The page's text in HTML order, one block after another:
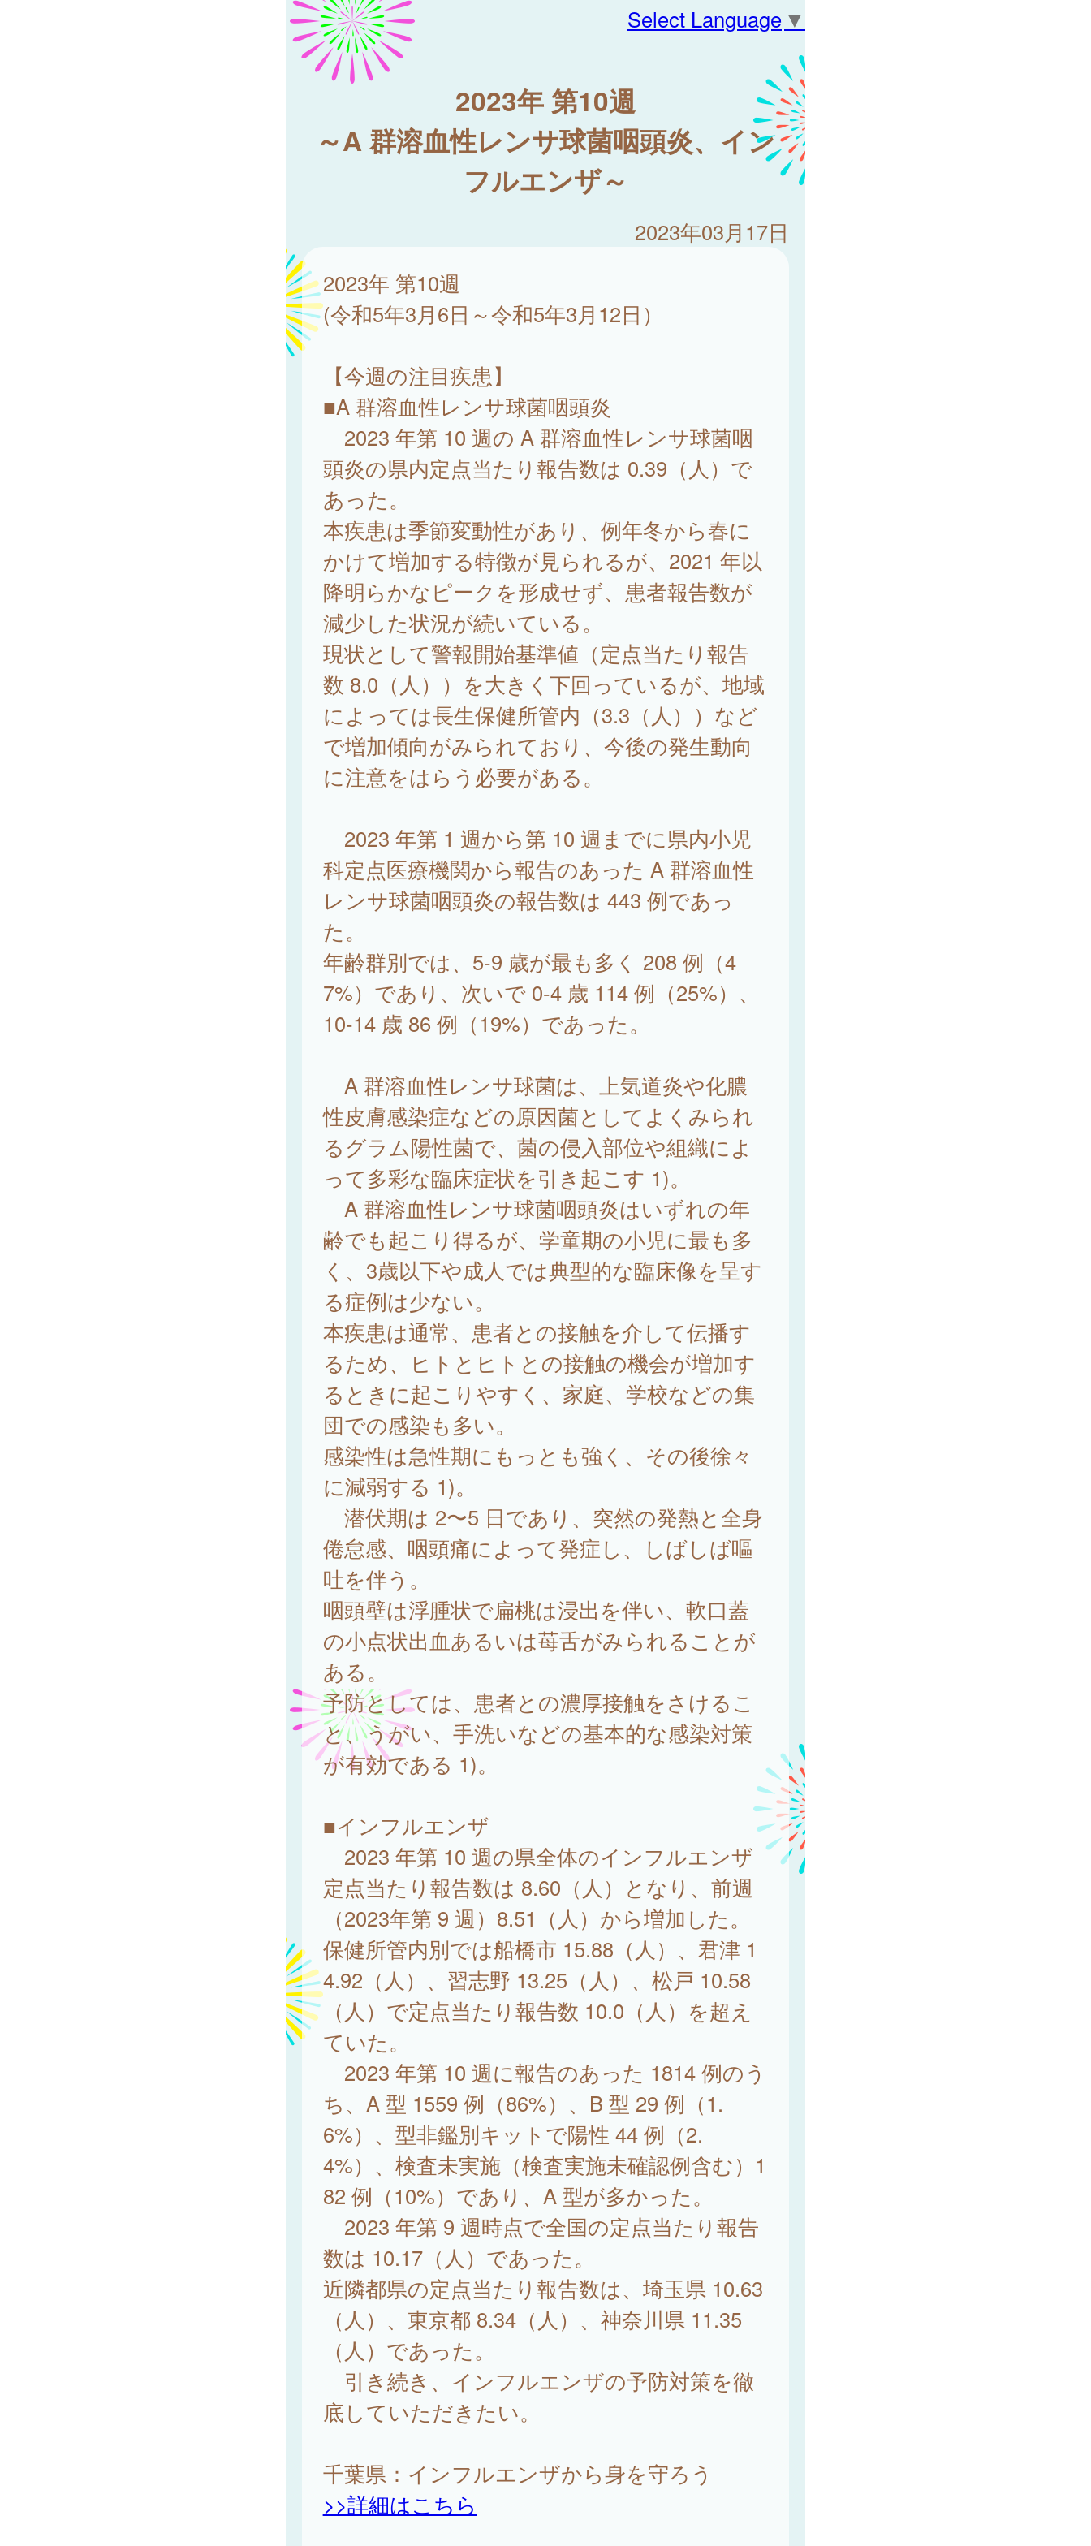
Select Language ▼
2023年 第10週
～A 群溶血性レンサ球菌咽頭炎、イン
フルエンザ～
2023年03月17日
2023年 第10週
(令和5年3月6日～令和5年3月12日）
【今週の注目疾患】
■A 群溶血性レンサ球菌咽頭炎
2023 年第 10 週の A 群溶血性レンサ球菌咽
頭炎の県内定点当たり報告数は 0.39（人）で
あった。
本疾患は季節変動性があり、例年冬から春に
かけて増加する特徴が見られるが、2021 年以
降明らかなピークを形成せず、患者報告数が
減少した状況が続いている。
現状として警報開始基準値（定点当たり報告
数 8.0（人））を大きく下回っているが、地域
によっては長生保健所管内（3.3（人））など
で増加傾向がみられており、今後の発生動向
に注意をはらう必要がある。
2023 年第 1 週から第 10 週までに県内小児
科定点医療機関から報告のあった A 群溶血性
レンサ球菌咽頭炎の報告数は 443 例であっ
た。
年齢群別では、5-9 歳が最も多く 208 例（4
7%）であり、次いで 0-4 歳 114 例（25%）、
10-14 歳 86 例（19%）であった。
A 群溶血性レンサ球菌は、上気道炎や化膿
性皮膚感染症などの原因菌としてよくみられ
るグラム陽性菌で、菌の侵入部位や組織によ
って多彩な臨床症状を引き起こす 1)。
A 群溶血性レンサ球菌咽頭炎はいずれの年
齢でも起こり得るが、学童期の小児に最も多
く、3歳以下や成人では典型的な臨床像を呈す
る症例は少ない。
本疾患は通常、患者との接触を介して伝播す
るため、ヒトとヒトとの接触の機会が増加す
るときに起こりやすく、家庭、学校などの集
団での感染も多い。
感染性は急性期にもっとも強く、その後徐々
に減弱する 1)。
潜伏期は 2〜5 日であり、突然の発熱と全身
倦怠感、咽頭痛によって発症し、しばしば嘔
吐を伴う。
咽頭壁は浮腫状で扁桃は浸出を伴い、軟口蓋
の小点状出血あるいは苺舌がみられることが
ある。
予防としては、患者との濃厚接触をさけるこ
と、うがい、手洗いなどの基本的な感染対策
が有効である 1)。
■インフルエンザ
2023 年第 10 週の県全体のインフルエンザ
定点当たり報告数は 8.60（人）となり、前週
（2023年第 9 週）8.51（人）から増加した。
保健所管内別では船橋市 15.88（人）、君津 1
4.92（人）、習志野 13.25（人）、松戸 10.58
（人）で定点当たり報告数 10.0（人）を超え
ていた。
2023 年第 10 週に報告のあった 1814 例のう
ち、A 型 1559 例（86%）、B 型 29 例（1.
6%）、型非鑑別キットで陽性 44 例（2.
4%）、検査未実施（検査実施未確認例含む）1
82 例（10%）であり、A 型が多かった。
2023 年第 9 週時点で全国の定点当たり報告
数は 10.17（人）であった。
近隣都県の定点当たり報告数は、埼玉県 10.63
（人）、東京都 8.34（人）、神奈川県 11.35
（人）であった。
引き続き、インフルエンザの予防対策を徹
底していただきたい。
千葉県：インフルエンザから身を守ろう
>>詳細はこちら